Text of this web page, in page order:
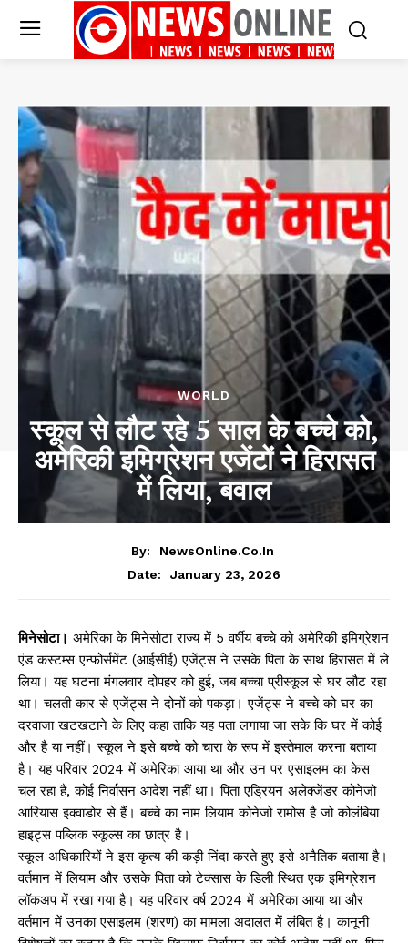
WORLD
स्कूल से लौट रहे 5 साल के बच्चे को,
अमेरिकी इमिग्रेशन एजेंटों ने हिरासत
में लिया, बवाल
By:
NewsOnline.co.in
Date:
January 23, 2026
मिनेसोटा। अमेरिका के मिनेसोटा राज्य में 5 वर्षीय बच्चे को अमेरिकी इमिग्रेशन
एंड कस्टम्स एन्फोर्समेंट (आईसीई) एजेंट्स ने उसके पिता के साथ हिरासत में ले
लिया। यह घटना मंगलवार दोपहर को हुई, जब बच्चा प्रीस्कूल से घर लौट रहा
था। चलती कार से एजेंट्स ने दोनों को पकड़ा। एजेंट्स ने बच्चे को घर का
दरवाजा खटखटाने के लिए कहा ताकि यह पता लगाया जा सके कि घर में कोई
और है या नहीं। स्कूल ने इसे बच्चे को चारा के रूप में इस्तेमाल करना बताया
है। यह परिवार 2024 में अमेरिका आया था और उन पर एसाइलम का केस
चल रहा है, कोई निर्वासन आदेश नहीं था। पिता एड्रियन अलेक्जेंडर कोनेजो
आरियास इक्वाडोर से हैं। बच्चे का नाम लियाम कोनेजो रामोस है जो कोलंबिया
हाइट्स पब्लिक स्कूल्स का छात्र है।
स्कूल अधिकारियों ने इस कृत्य की कड़ी निंदा करते हुए इसे अनैतिक बताया है।
वर्तमान में लियाम और उसके पिता को टेक्सास के डिली स्थित एक इमिग्रेशन
लॉकअप में रखा गया है। यह परिवार वर्ष 2024 में अमेरिका आया था और
वर्तमान में उनका एसाइलम (शरण) का मामला अदालत में लंबित है। कानूनी